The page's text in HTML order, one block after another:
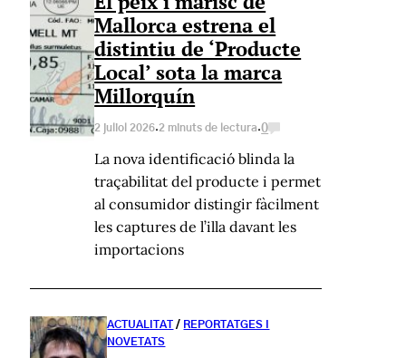
Mallorca estrena el
distintiu de ‘Producte
Local’ sota la marca
Millorquín
2 juliol 2026·2 minuts de lectura·0
La nova identificació blinda la
traçabilitat del producte i permet
al consumidor distingir fàcilment
les captures de l’illa davant les
importacions
ACTUALITAT / REPORTATGES I
NOVETATS